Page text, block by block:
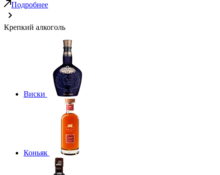
Подробнее
Крепкий алкоголь
Виски
Коньяк